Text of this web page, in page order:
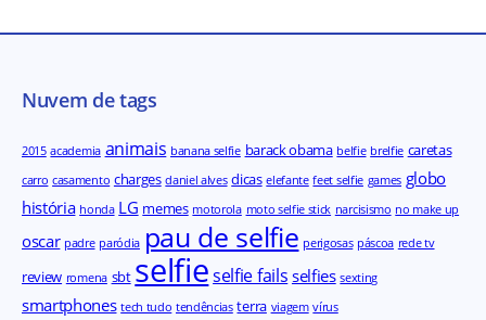
Nuvem de tags
2015 academia animais banana selfie barack obama belfie brelfie caretas
carro casamento charges daniel alves dicas elefante feet selfie games globo
história honda LG memes motorola moto selfie stick narcisismo no make up
oscar padre paródia pau de selfie perigosas páscoa rede tv
review romena sbt selfieselfie fails selfies sexting
smartphones tech tudo tendências terra viagem vírus